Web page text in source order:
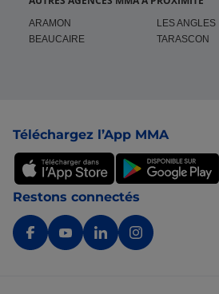
ARAMON
LES ANGLES
BEAUCAIRE
TARASCON
Téléchargez l’App MMA
Restons connectés